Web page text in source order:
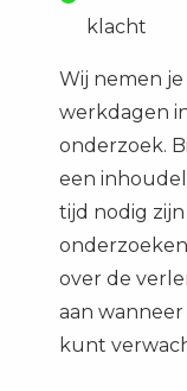
klacht
Wij nemen
werkdagen
onderzoek.
een
tijd nodig
over de
aan
kunt